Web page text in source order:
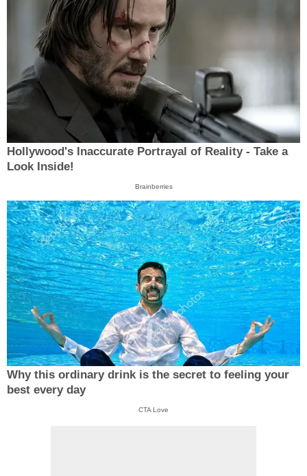
Hollywood's Inaccurate Portrayal of Reality - Take a
Look Inside!
Brainberries
Why this ordinary drink is the secret to feeling your
best every day
CTA Love